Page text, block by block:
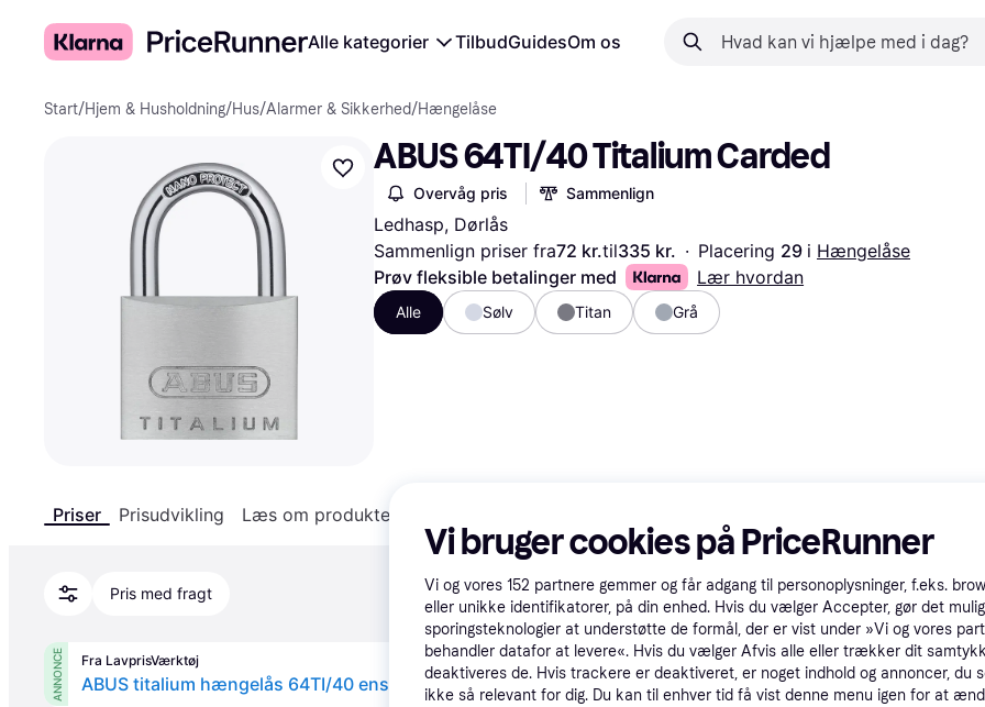
Alle kategorier TilbudGuidesOm os
Start/Hjem & Husholdning/Hus/Alarmer & Sikkerhed/Hængelåse
ABUS 64TI/40 Titalium Carded
Overvåg pris Sammenlign
Ledhasp, Dørlås
Sammenlign priser fra72 kr.til335 kr. · Placering 29 i Hængelåse
Prøv fleksible betalinger med
Lær hvordan
Alle Sølv Titan Grå
Priser Prisudvikling Læs om produktet
Pris med fragt
ANNONCE Fra LavprisVærktøj
ABUS titalium hængelås 64TI/40 enslukkende 6412 39 kr. fragt,4-5 dage
Vi bruger cookies på PriceRunner
Vi og vores 152 partnere gemmer og får adgang til personoplysninger, f.eks.
eller unikke identifikatorer, på din enhed. Hvis du vælger Accepter, gør det
sporingsteknologier at understøtte de formål, der er vist under »Vi og vores
behandler datafor at levere«. Hvis du vælger Afvis alle eller trækker dit
deaktiveres de. Hvis trackere er deaktiveret, er noget indhold og annoncer, du
ikke så relevant for dig. Du kan til enhver tid få vist denne menu igen for at